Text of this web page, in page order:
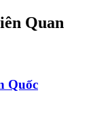
Quan
Quốc